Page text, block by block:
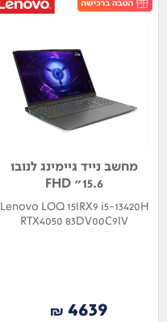
מחשב נייד גיימינג לנובו
15.6" FHD
Lenovo LOQ 15IRX9 i5-13420H
RTX4050 83DV00C9IV
4639
₪